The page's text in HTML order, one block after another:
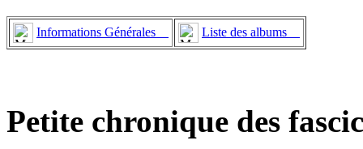
Informations Générales Liste des albums
Petite chronique des